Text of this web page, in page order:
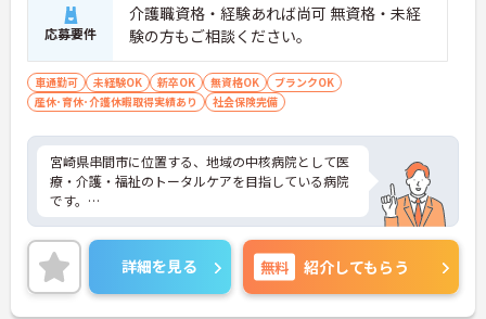
応募要件
介護職資格・経験あれば尚可 無資格・未経
験の方もご相談ください。
車通勤可 未経験OK 新卒OK 無資格OK
ブランクOK
産休･育休･介護休暇取得実績あり
社会保険完備
宮崎県串間市に位置する、地域の中核病院として医
療・介護・福祉のトータルケアを目指している病院
です。
少しでもご興味を持たれましたら詳細をお伝えさせ
て頂きますのでお気軽にお問合せ下さい！
詳細を見る 無料 紹介してもらう